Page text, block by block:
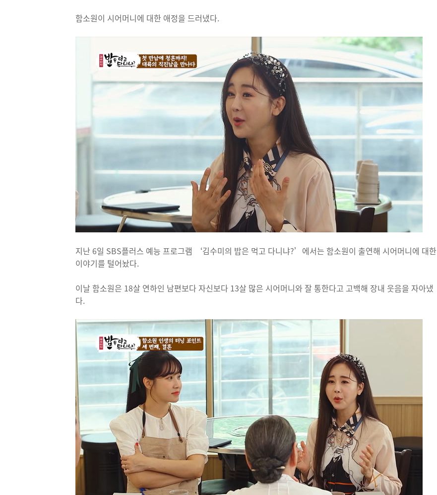
함소원이 시어머니에 대한 애정을 드러냈다.
지난 6일 SBS플러스 예능 프로그램 ‘김수미의 밥은 먹고 다니냐?’에서는 함소원이 출연해 시어머니에 대한
이야기를 털어놨다.
이날 함소원은 18살 연하인 남편보다 자신보다 13살 많은 시어머니와 잘 통한다고 고백해 장내 웃음을 자아냈
다.